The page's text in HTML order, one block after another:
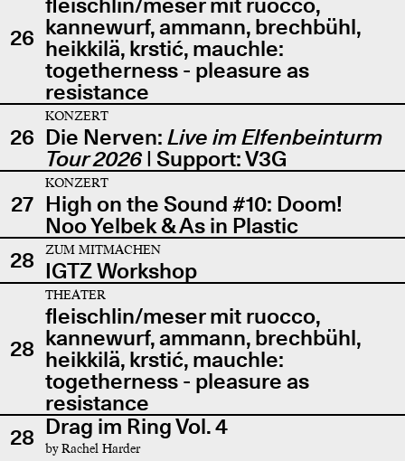
26 kannewurf, ammann, brechbühl,
heikkilä, krstić, mauchle:
togetherness - pleasure as
resistance
26
KONZERT
Die Nerven: Live im Elfenbeinturm
Tour 2026| Support: V3G
27
KONZERT
High on the Sound #10: Doom!
Noo Yelbek & As in Plastic
28
ZUM MITMACHEN
IGTZ Workshop
28
THEATER
fleischlin/meser mit ruocco,
kannewurf, ammann, brechbühl,
heikkilä, krstić, mauchle:
togetherness - pleasure as
resistance
28 Drag im Ring Vol. 4
by Rachel Harder